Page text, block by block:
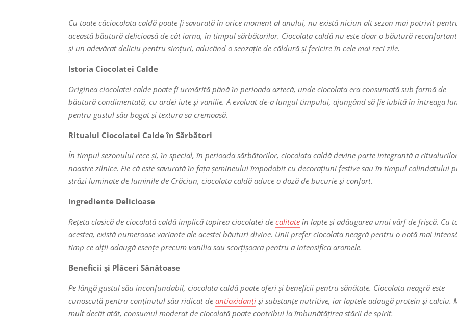
Cu toate căciocolata caldă poate fi savurată în orice moment al anului, nu există niciun alt sezon mai potrivit
această băutură delicioasă de cât iarna, în timpul sărbătorilor. Ciocolata caldă nu este doar o băutură
și un adevărat deliciu pentru simțuri, aducând o senzație de căldură și fericire în cele mai reci zile.
Istoria Ciocolatei Calde
Originea ciocolatei calde poate fi urmărită până în perioada aztecă, unde ciocolata era consumată sub formă de
băutură condimentată, cu ardei iute și vanilie. A evoluat de-a lungul timpului, ajungând să fie iubită în întreaga
pentru gustul său bogat și textura sa cremoasă.
Ritualul Ciocolatei Calde în Sărbători
În timpul sezonului rece și, în special, în perioada sărbătorilor, ciocolata caldă devine parte integrantă a
noastre zilnice. Fie că este savurată în fața șemineului împodobit cu decorațiuni festive sau în timpul colindatului
străzi luminate de luminile de Crăciun, ciocolata caldă aduce o doză de bucurie și confort.
Ingrediente Delicioase
Rețeta clasică de ciocolată caldă implică topirea ciocolatei decalitate în lapte și adăugarea unui vârf de frișcă. Cu
acestea, există numeroase variante ale acestei băuturi divine. Unii prefer ciocolata neagră pentru o notă mai
timp ce alții adaugă esențe precum vanilia sau scorțișoara pentru a intensifica aromele.
Beneficii și Plăceri Sănătoase
Pe lângă gustul său inconfundabil, ciocolata caldă poate oferi și beneficii pentru sănătate. Ciocolata neagră este
cunoscută pentru conținutul său ridicat deantioxidanți și substanțe nutritive, iar laptele adaugă protein și calciu.
mult decât atât, consumul moderat de ciocolată poate contribui la îmbunătățirea stării de spirit.